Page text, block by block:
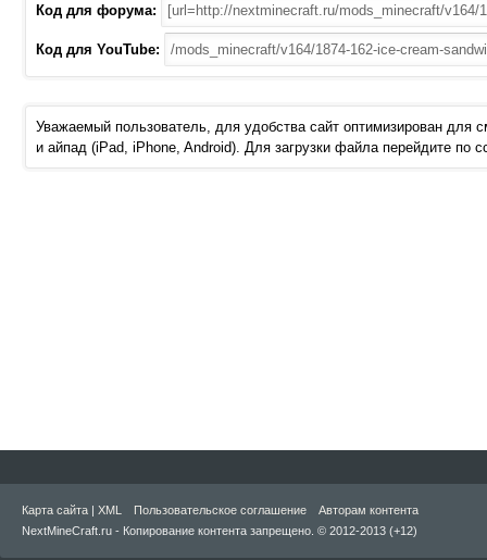
Код для форума:
Код для YouTube:
Уважаемый пользователь, для удобства сайт оптимизирован для
и айпад (iPad, iPhone, Android). Для загрузки файла перейдите по
Карта сайта | XML Пользовательское соглашение
Авторам контента
NextMineCraft.ru - Копирование контента запрещено. © 2012-2013 (+12)